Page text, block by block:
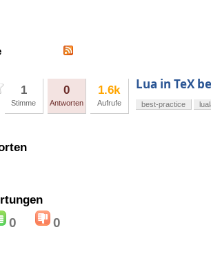
1
Stimme
0
Antworten
1.6k
Aufrufe
Lua in TeX
best-practice
0 0